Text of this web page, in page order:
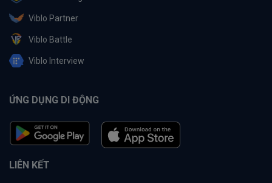
Viblo Partner
Viblo Battle
Viblo Interview
ỨNG DỤNG DI ĐỘNG
LIÊN KẾT